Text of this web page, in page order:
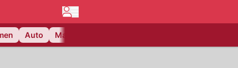
Auto Matchcenter